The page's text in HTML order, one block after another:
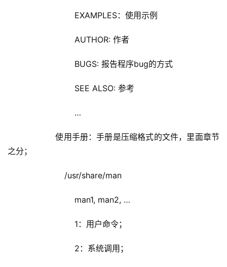
EXAMPLES：使用示例
AUTHOR: 作者
BUGS: 报告程序bug的方式
SEE ALSO: 参考
…
使用手册：手册是压缩格式的文件，里面章节
之分；
/usr/share/man
man1, man2, …
1：用户命令；
2：系统调用；